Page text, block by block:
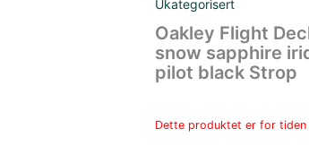
Ukategorisert
Oakley Flight
snow sapphire
pilot black Strop
Dette produktet er for